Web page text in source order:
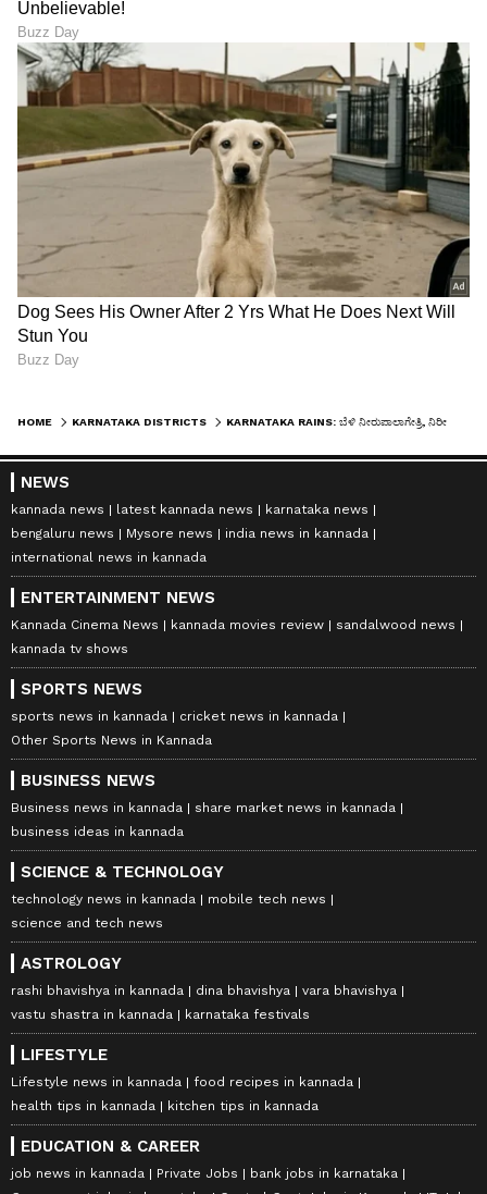
HOME KARNATAKA DISTRICTS
NEWS
kannada news latest kannada news
karnataka news
bengaluru news
Mysore news
india news in kannada
international news in kannada
ENTERTAINMENT NEWS
Kannada Cinema News kannada movies review
sandalwood news
kannada tv shows
SPORTS NEWS
sports news in kannada
cricket news in kannada
Other Sports News in Kannada
BUSINESS NEWS
Business news in kannada
share market news in kannada
business ideas in kannada
SCIENCE & TECHNOLOGY
technology news in kannada
mobile tech news
science and tech news
ASTROLOGY
rashi bhavishya in kannada dina bhavishya
vara bhavishya
vastu shastra in kannada
karnataka festivals
LIFESTYLE
Lifestyle news in kannada
food recipes in kannada
health tips in kannada
kitchen tips in kannada
EDUCATION & CAREER
job news in kannada Private Jobs
bank jobs in karnataka